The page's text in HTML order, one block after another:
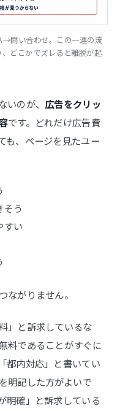
問い合わせ。この一連の流
どこかでズレると離脱が起
のが、 広告をクリッ
です。どれだけ広告費
も、ページを見たユー
う
すい
ながりません。
」と訴求しているな
料であることがすぐに
都内対応」と書いてい
明記した方がよいで
明確」と訴求している